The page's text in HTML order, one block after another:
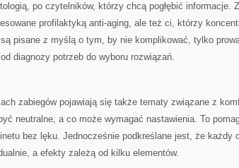
po czytelników, którzy chcą pogłębić informacje.
profilaktyką anti-aging, ale też ci, którzy
pisane z myślą o tym, by nie komplikować, tylko
diagnozy potrzeb do wyboru rozwiązań.
zabiegów pojawiają się także tematy związane z
neutralne, a co może wymagać nastawienia. To
bez lęku. Jednocześnie podkreślane jest, że każdy
a efekty zależą od kilku elementów.